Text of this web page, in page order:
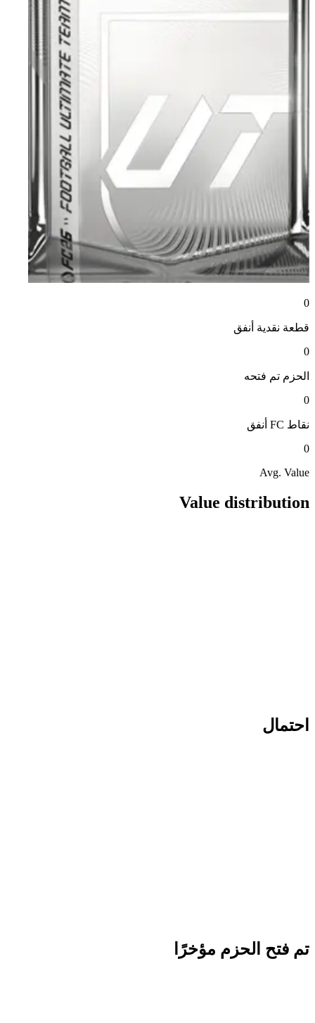
0
قطعة نقدية أنفق
0
الحزم تم فتحه
0
نقاط FC
أنفق
0
Avg. Value
Value distribution
احتمال
تم فتح الحزم مؤخرًا